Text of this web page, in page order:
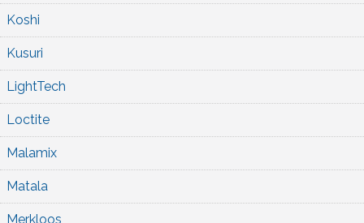
Koshi
Kusuri
LightTech
Loctite
Malamix
Matala
Merkloos